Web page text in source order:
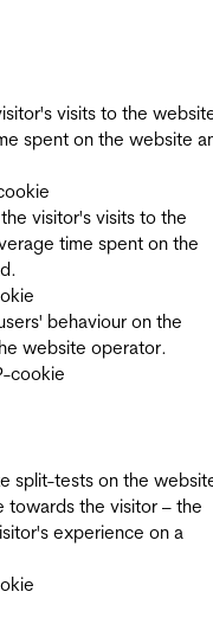
visits to the
spent on the website
visitor's visits to the
time spent on the
behaviour on the
website operator.
cookie
split-tests on the
towards the visitor – the
experience on a